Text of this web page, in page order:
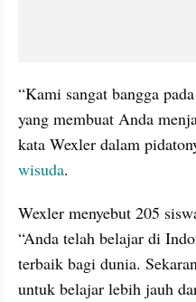
“Kami sangat bangga
yang membuat Anda
wisuda.
Wexler menyebut 205
“Anda telah belajar di
terbaik bagi dunia.
untuk belajar lebih jauh